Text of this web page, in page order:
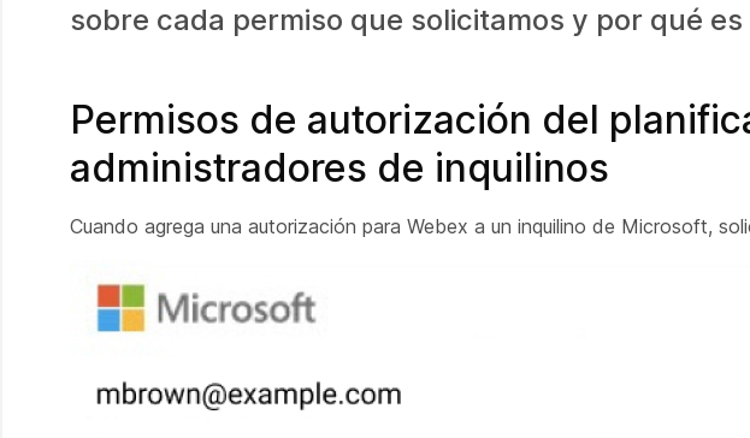
sobre cada permiso que solicitamos y por qué
Permisos de autorización del
administradores de inquilinos
Cuando agrega una autorización para Webex a un inquilino de Microsoft,